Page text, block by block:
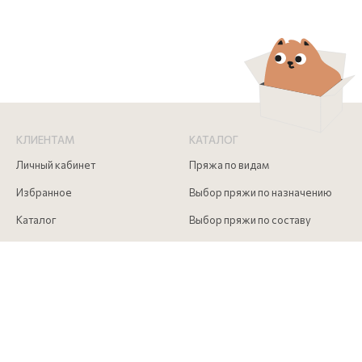
КЛИЕНТАМ
Личный кабинет
Избранное
Каталог
КАТАЛОГ
Пряжа по видам
Выбор пряжи по назначению
Выбор пряжи по составу